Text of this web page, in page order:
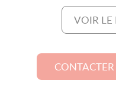
VOIR LE